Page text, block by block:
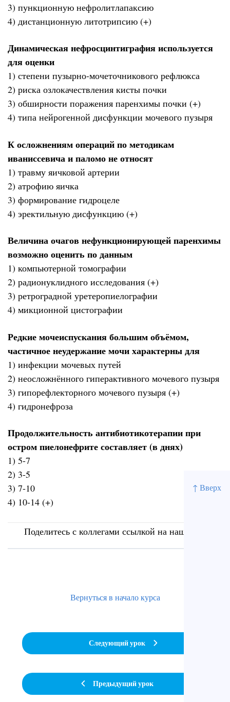
↑ Вверх
3) пункционную нефролитлапаксию
4) дистанционную литотрипсию (+)
Динамическая нефросцинтиграфия используется
для оценки
1) степени пузырно-мочеточникового рефлюкса
2) риска озлокачествления кисты почки
3) обширности поражения паренхимы почки (+)
4) типа нейрогенной дисфункции мочевого пузыря
К осложнениям операций по методикам
иваниссевича и паломо не относят
1) травму яичковой артерии
2) атрофию яичка
3) формирование гидроцеле
4) эректильную дисфункцию (+)
Величина очагов нефункционирующей паренхимы
возможно оценить по данным
1) компьютерной томографии
2) радионуклидного исследования (+)
3) ретроградной уретеропиелографии
4) микционной цистографии
Редкие мочеиспускания большим объёмом,
частичное неудержание мочи характерны для
1) инфекции мочевых путей
2) неосложнённого гиперактивного мочевого пузыря
3) гипорефлекторного мочевого пузыря (+)
4) гидронефроза
Продолжительность антибиотикотерапии при
остром пиелонефрите составляет (в днях)
1) 5-7
2) 3-5
3) 7-10
4) 10-14 (+)
Поделитесь с коллегами ссылкой на наш сайт
Предыдущий урок
Вернуться в начало курса
Следующий урок